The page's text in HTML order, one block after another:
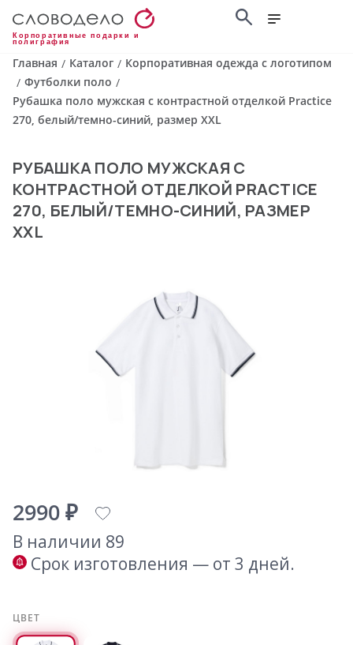
Корпоративные подарки и
полиграфия
Главная / Каталог / Корпоративная одежда с логотипом
/ Футболки поло /
Рубашка поло мужская с контрастной отделкой Practice
270, белый/темно-синий, размер XXL
РУБАШКА ПОЛО МУЖСКАЯ С
КОНТРАСТНОЙ ОТДЕЛКОЙ PRACTICE
270, БЕЛЫЙ/ТЕМНО-СИНИЙ, РАЗМЕР
XXL
2990 ₽
В наличии 89
Срок изготовления — от 3 дней.
ЦВЕТ